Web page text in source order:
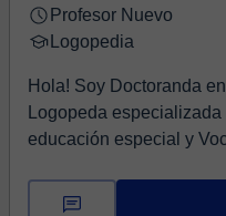
Profesor Nuevo
Logopedia
Hola! Soy Doctoranda
Logopeda
educación especial y